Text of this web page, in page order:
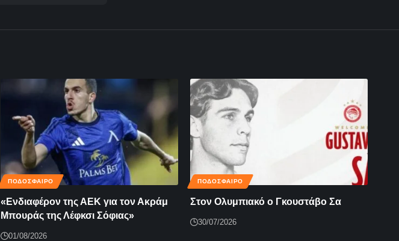
ΠΟΔΟΣΦΑΙΡΟ
«Ενδιαφέρον της ΑΕΚ για τον Ακράμ
Μπουράς της Λέφκσι Σόφιας»
01/08/2026
ΠΟΔΟΣΦΑΙΡΟ
Στον Ολυμπιακό ο Γκουστάβο Σα
30/07/2026